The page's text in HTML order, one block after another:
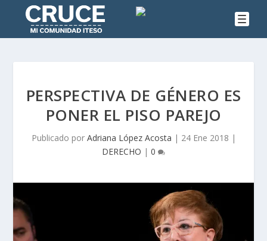
PERSPECTIVA DE GÉNERO ES
PONER EL PISO PAREJO
Publicado por Adriana López Acosta | 24 Ene 2018 |
DERECHO | 0